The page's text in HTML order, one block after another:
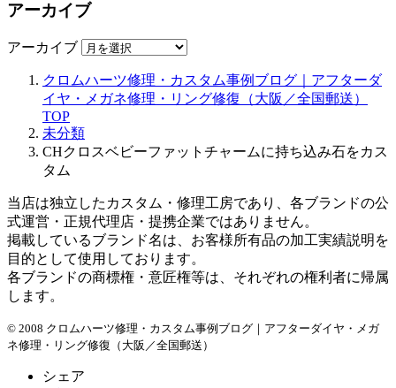
アーカイブ
アーカイブ
クロムハーツ修理・カスタム事例ブログ｜アフターダ
イヤ・メガネ修理・リング修復（大阪／全国郵送）
TOP
未分類
CHクロスベビーファットチャームに持ち込み石をカス
タム
当店は独立したカスタム・修理工房であり、各ブランドの公
式運営・正規代理店・提携企業ではありません。
掲載しているブランド名は、お客様所有品の加工実績説明を
目的として使用しております。
各ブランドの商標権・意匠権等は、それぞれの権利者に帰属
します。
© 2008 クロムハーツ修理・カスタム事例ブログ｜アフターダイヤ・メガ
ネ修理・リング修復（大阪／全国郵送）
シェア